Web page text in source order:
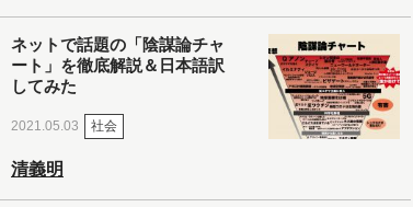
ネットで話題の「陰謀論チャ
ート」を徹底解説＆日本語訳
してみた
2021.05.03 社会
清義明